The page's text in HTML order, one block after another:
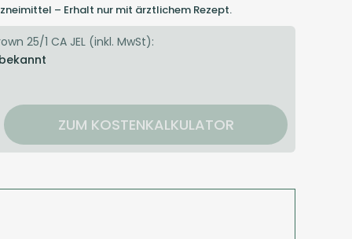
– Erhalt nur mit ärztlichem Rezept.
25/1 CA JEL (inkl. MwSt):
ZUM KOSTENKALKULATOR